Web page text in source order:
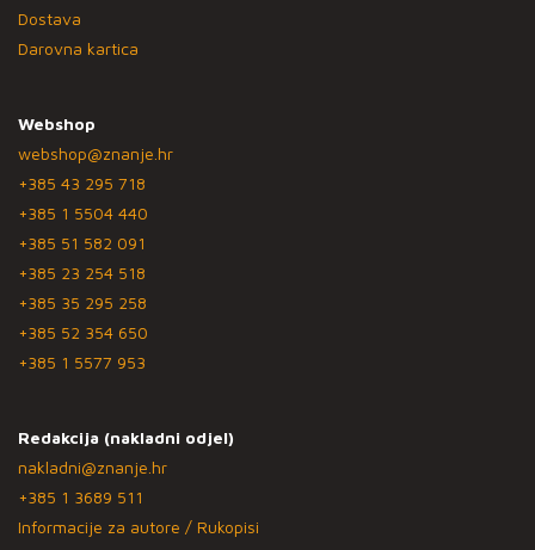
Dostava
Darovna kartica
Webshop
webshop@znanje.hr
+385 43 295 718
+385 1 5504 440
+385 51 582 091
+385 23 254 518
+385 35 295 258
+385 52 354 650
+385 1 5577 953
Redakcija (nakladni odjel)
nakladni@znanje.hr
+385 1 3689 511
Informacije za autore / Rukopisi